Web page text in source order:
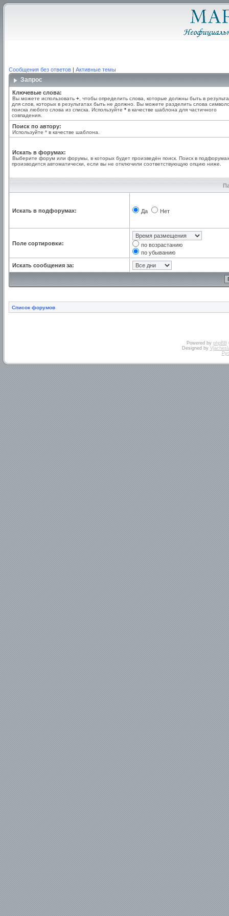
Сообщения без ответов | Активные темы
Запрос
Ключевые слова:
Вы можете использовать + , чтобы определить слова, которые должны быть в
для слов, которых в результатах быть не должно. Вы можете разделить слова
поиска любого слова из списка. Используйте * в качестве шаблона для частичного
совпадения.
Поиск по автору:
Используйте * в качестве шаблона.
Искать в форумах:
Выберите форум или форумы, в которых будет произведён поиск. Поиск в подфорумах
производится автоматически, если вы не отключили соответствующую опцию ниже.
Искать в подфорумах: Да Нет
Поле сортировки:
по возрастанию
по убыванию
Искать сообщения за:
Список форумов
Powered by phpBB
Designed by